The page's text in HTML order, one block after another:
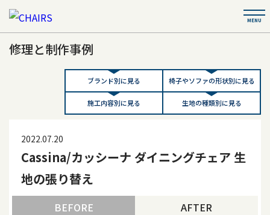
修理と制作事例
ブランド別に見る 椅子やソファの形状別に見る
施工内容別に見る 生地の種類別に見る
2022.07.20
Cassina/カッシーナ ダイニングチェア 生
地の張り替え
BEFORE AFTER